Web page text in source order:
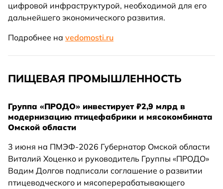
цифровой инфраструктурой, необходимой для его
дальнейшего экономического развития.
Подробнее на vedomosti.ru
ПИЩЕВАЯ ПРОМЫШЛЕННОСТЬ
Группа «ПРОДО» инвестирует ₽2,9 млрд в
модернизацию птицефабрики и мясокомбината
Омской области
3 июня на ПМЭФ-2026 Губернатор Омской области
Виталий Хоценко и руководитель Группы «ПРОДО»
Вадим Долгов подписали соглашение о развитии
птицеводческого и мясоперерабатывающего